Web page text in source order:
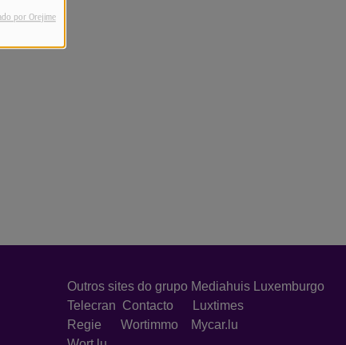
por Orejime
Outros sites do grupo Mediahuis Luxemburgo
Telecran Contacto
Luxtimes
Regie Wortimmo
Mycar.lu